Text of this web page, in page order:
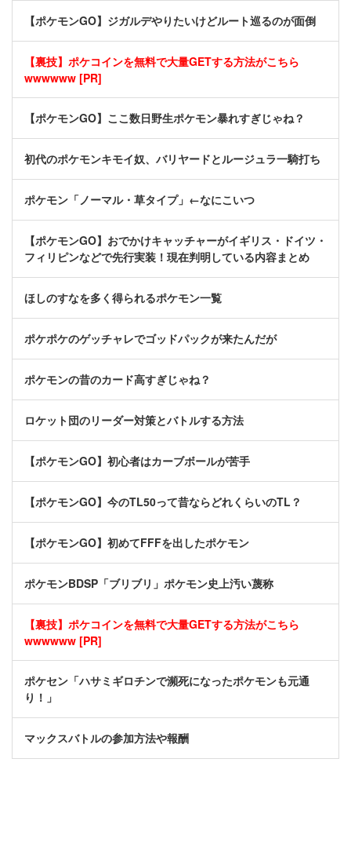
【ポケモンGO】ジガルデやりたいけどルート巡るのが面倒
【裏技】ポケコインを無料で大量GETする方法がこちら
wwwwww [PR]
【ポケモンGO】ここ数日野生ポケモン暴れすぎじゃね？
初代のポケモンキモイ奴、バリヤードとルージュラ一騎打ち
ポケモン「ノーマル・草タイプ」←なにこいつ
【ポケモンGO】おでかけキャッチャーがイギリス・ドイツ・
フィリピンなどで先行実装！現在判明している内容まとめ
ほしのすなを多く得られるポケモン一覧
ポケポケのゲッチャレでゴッドパックが来たんだが
ポケモンの昔のカード高すぎじゃね？
ロケット団のリーダー対策とバトルする方法
【ポケモンGO】初心者はカーブボールが苦手
【ポケモンGO】今のTL50って昔ならどれくらいのTL？
【ポケモンGO】初めてFFFを出したポケモン
ポケモンBDSP「ブリブリ」ポケモン史上汚い蔑称
【裏技】ポケコインを無料で大量GETする方法がこちら
wwwwww [PR]
ポケセン「ハサミギロチンで瀕死になったポケモンも元通
り！」
マックスバトルの参加方法や報酬